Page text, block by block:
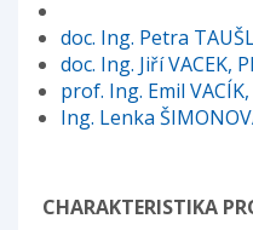
doc. Ing. Petra
doc. Ing. Jiří VACEK,
prof. Ing. Emil VACÍK,
Ing. Lenka
CHARAKTERISTIKA